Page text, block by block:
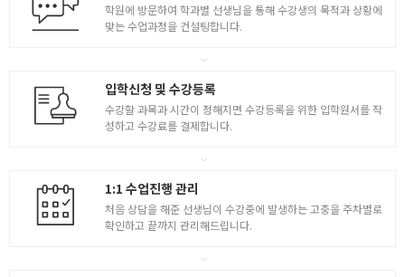
- Block, Design Center을 활용한 가구 배치
- 이미지 삽입 및 수정 교육
2차원도면제작 / 기출 모의고사 풀이
- Pline, Pedit, Xline, Ray, Point 사용법 학습
- Divide Measure, Isometric 사용법 학습
- CAT 자격 시험 구성 및 응시조건과 출제 유형
- CAT 기출문제 풀이 및 설명
- MVIEW, MVSETUP 배치공간 작성하는 요령 파악
학원에 방문하여 학과별 선생님을 통해 수강생의 목적과 상황에
맞는 수업과정을 컨설팅합니다.
입학신청 및 수강등록
수강할 과목과 시간이 정해지면 수강등록을 위한 입학원서를 작
성하고 수강료를 결제합니다.
1:1 수업진행 관리
처음 상담을 해준 선생님이 수강중에 발생하는 고충을 주차별로
확인하고 끝까지 관리해드립니다.